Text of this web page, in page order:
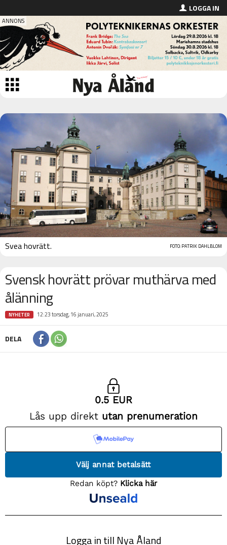
LOGGA IN
FOTO: PATRIK DAHLBLOM
Svea hovrätt.
Svensk hovrätt prövar muthärva med
ålänning
NYHETER 12:23 torsdag, 16 januari, 2025
DELA